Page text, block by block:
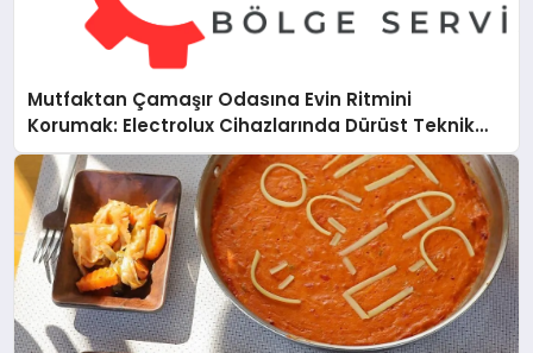
Mutfaktan Çamaşır Odasına Evin Ritmini
Korumak: Electrolux Cihazlarında Dürüst Teknik
Destek Deneyimi